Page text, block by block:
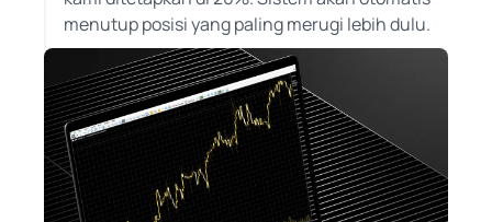
menutup posisi yang paling merugi lebih dulu.